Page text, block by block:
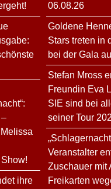
ihre
06.08.26
Goldene
Stars treten in
bei der Gala
Stefan Mross
Freundin Eva
SIE sind bei
seiner Tour
Veranstalter
Zuschauer mit
Freikarten